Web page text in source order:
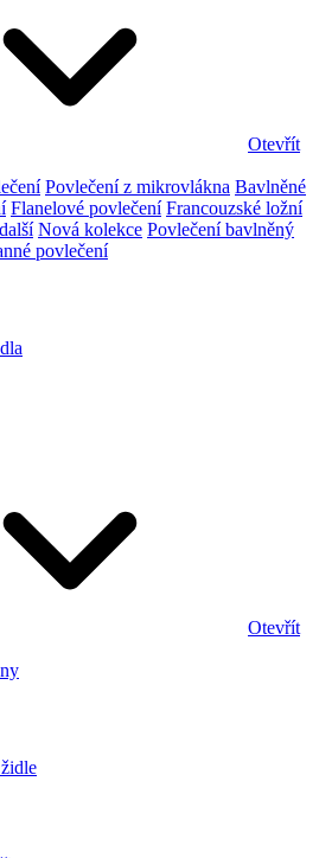
Otevřít
Povlečení z mikrovlákna Bavlněné
Flanelové povlečení Francouzské ložní
Nová kolekce Povlečení bavlněný
povlečení
Otevřít